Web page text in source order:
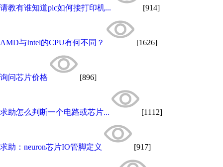
请教有谁知道plc如何接打印机... [914]
AMD与Intel的CPU有何不同？ [1626]
询问芯片价格 [896]
求助怎么判断一个电路或芯片... [1112]
求助：neuron芯片IO管脚定义 [917]